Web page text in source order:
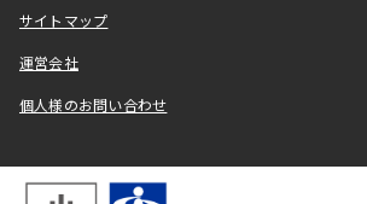
サイトマップ
運営会社
個人様のお問い合わせ